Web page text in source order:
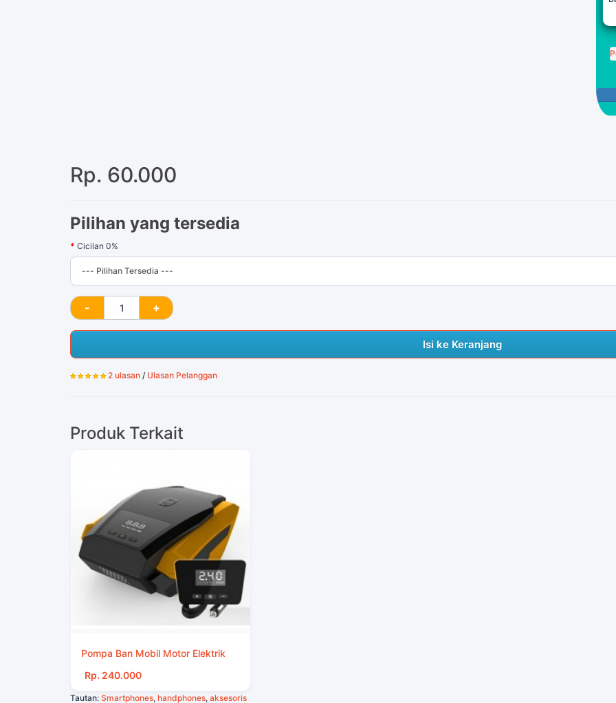
Rp. 60.000
Pilihan yang tersedia
Cicilan 0%
Isi ke Keranjang
2 ulasan / Ulasan Pelanggan
Produk Terkait
Pompa Ban Mobil Motor Elektrik
Rp. 240.000
Tautan: Smartphones, handphones, aksesoris